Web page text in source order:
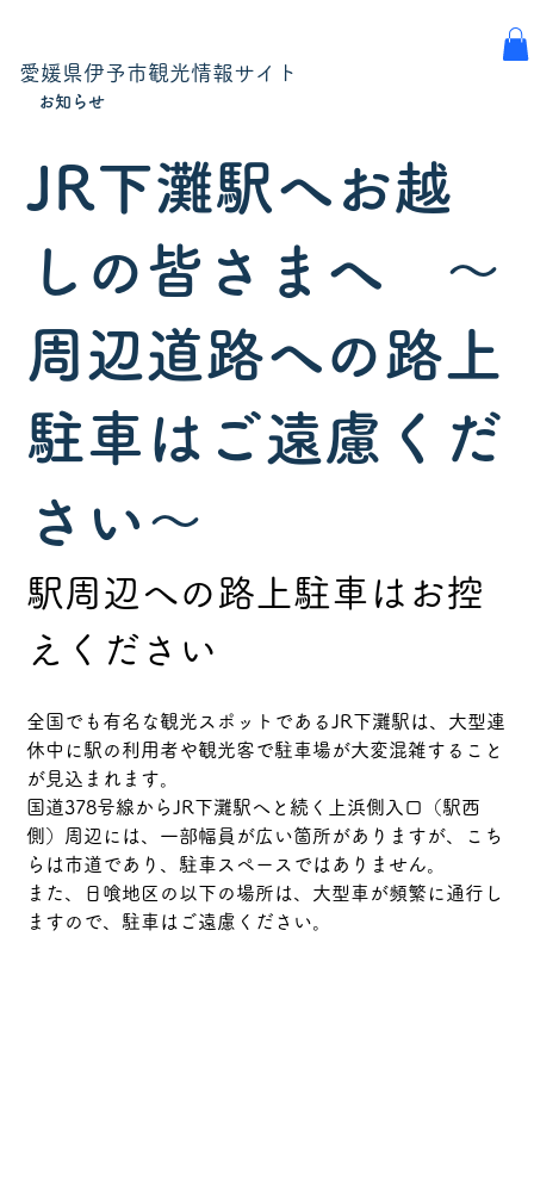
愛媛県伊予市観光情報サイト
JR下灘駅へお越
しの皆さまへ ～
周辺道路への路上
駐車はご遠慮くだ
さい～
お知らせ
駅周辺への路上駐車はお控
えください
全国でも有名な観光スポットであるJR下灘駅は、大型連
休中に駅の利用者や観光客で駐車場が大変混雑すること
が見込まれます。
国道378号線からJR下灘駅へと続く上浜側入口（駅西
側）周辺には、一部幅員が広い箇所がありますが、こち
らは市道であり、駐車スペースではありません。
また、日喰地区の以下の場所は、大型車が頻繁に通行し
ますので、駐車はご遠慮ください。